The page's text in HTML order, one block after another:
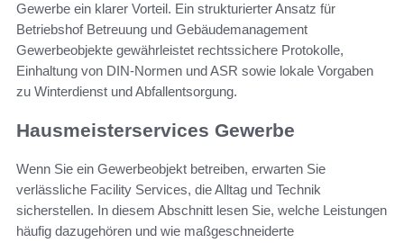
Gewerbe ein klarer Vorteil. Ein strukturierter Ansatz für
Betriebshof Betreuung und Gebäudemanagement
Gewerbeobjekte gewährleistet rechtssichere Protokolle,
Einhaltung von DIN-Normen und ASR sowie lokale Vorgaben
zu Winterdienst und Abfallentsorgung.
Hausmeisterservices Gewerbe
Wenn Sie ein Gewerbeobjekt betreiben, erwarten Sie
verlässliche Facility Services, die Alltag und Technik
sicherstellen. In diesem Abschnitt lesen Sie, welche Leistungen
häufig dazugehören und wie maßgeschneiderte